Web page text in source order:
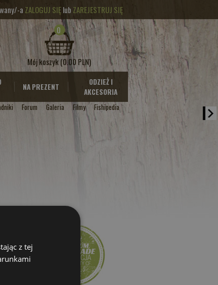
a ZALOGUJ SIĘlub ZAREJESTRUJ SIĘ
0
Mój koszyk(0.00 PLN)
NA PREZENT
ODZIEŻ I
AKCESORIA
Forum Galeria Filmy
Fishipedia
z tej